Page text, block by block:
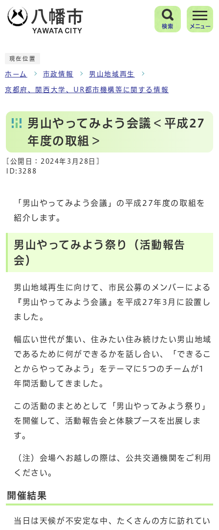
検索 メニュー
現在位置
ホーム 市政情報 男山地域再生
京都府、関西大学、UR都市機構等に関する情報
男山やってみよう会議＜平成27
年度の取組＞
[公開日： 2024年3月28日
ID:3288
「男山やってみよう会議」の平成27年度の取組を
紹介します。
男山やってみよう祭り（活動報告
会）
男山地域再生に向けて、市民公募のメンバーによる
『男山やってみよう会議』を平成27年3月に設置し
ました。
幅広い世代が集い、住みたい住み続けたい男山地域
であるために何ができるかを話し合い、「できるこ
とからやってみよう」をテーマに5つのチームが1
年間活動してきました。
この活動のまとめとして「男山やってみよう祭り」
を開催して、活動報告会と体験ブースを出展しま
す。
（注）会場へお越しの際は、公共交通機関をご利用
ください。
開催結果
当日は天候が不安定な中、たくさんの方に訪れてい